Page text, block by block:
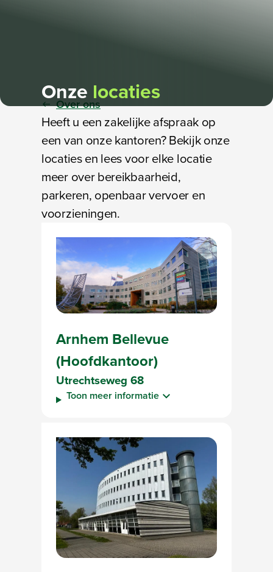
Onze locaties
Over ons
Heeft u een zakelijke afspraak op
een van onze kantoren? Bekijk onze
locaties en lees voor elke locatie
meer over bereikbaarheid,
parkeren, openbaar vervoer en
voorzieningen.
Arnhem Bellevue
(Hoofdkantoor)
Utrechtseweg 68
Toon meer informatie